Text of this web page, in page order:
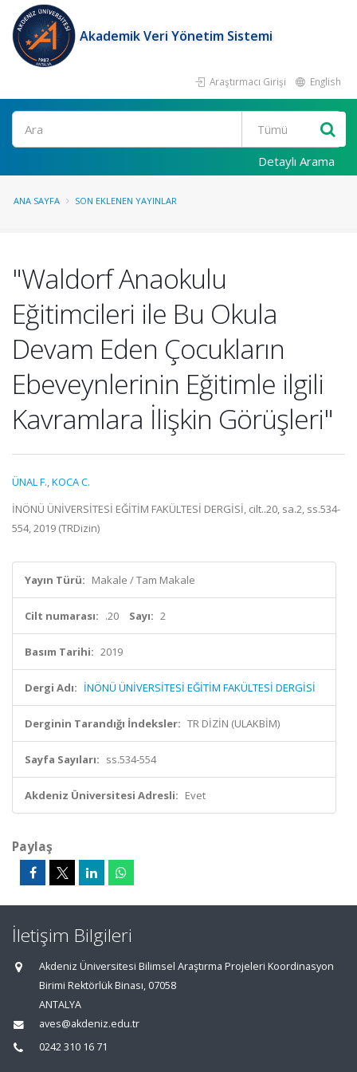
Akademik Veri Yönetim Sistemi
Araştırmacı Girişi English
Ara
Detaylı Arama
ANA SAYFA SON EKLENEN YAYINLAR
"Waldorf Anaokulu
Eğitimcileri ile Bu Okula
Devam Eden Çocukların
Ebeveynlerinin Eğitimle ilgili
Kavramlara İlişkin Görüşleri"
ÜNAL F.,KOCA C.
İNÖNÜ ÜNİVERSİTESİ EĞİTİM FAKÜLTESİ DERGİSİ, cilt..20, sa.2, ss.534-
554, 2019 (TRDizin)
Yayın Türü: Makale / Tam Makale
Cilt numarası: .20 Sayı: 2
Basım Tarihi: 2019
Dergi Adı: İNÖNÜ ÜNİVERSİTESİ EĞİTİM FAKÜLTESİ DERGİSİ
Derginin Tarandığı İndeksler: TR DİZİN (ULAKBİM)
Sayfa Sayıları: ss.534-554
Akdeniz Üniversitesi Adresli: Evet
Paylaş
İletişim Bilgileri
Akdeniz Üniversitesi Bilimsel Araştırma Projeleri Koordinasyon
Birimi Rektörlük Binası, 07058
ANTALYA
aves@akdeniz.edu.tr
0242 310 16 71